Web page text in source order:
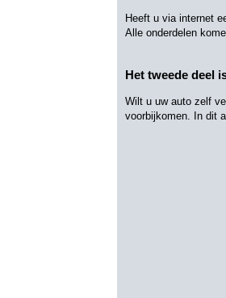
Heeft u via internet
Alle onderdelen
Het tweede deel
Wilt u uw auto zelf
voorbijkomen. In dit